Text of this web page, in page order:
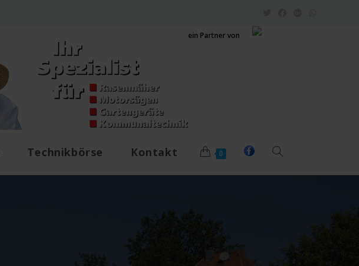
ein Partner von
Technikbörse Kontakt 0